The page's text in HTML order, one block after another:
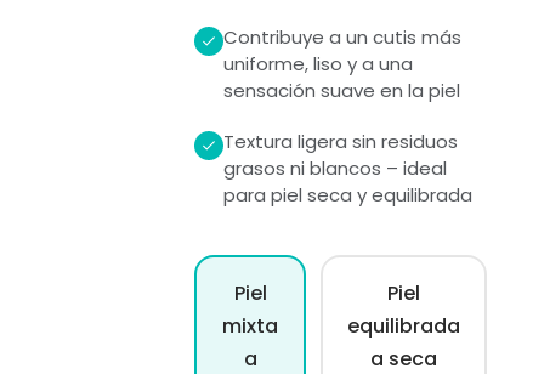
Contribuye a un cutis más
uniforme, liso y a una
sensación suave en la piel
Textura ligera sin residuos
grasos ni blancos – ideal
para piel seca y equilibrada
Piel
mixta
a
Piel
equilibrada
a seca